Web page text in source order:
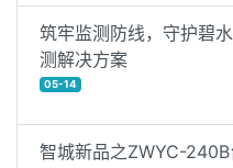
筑牢监测防线，守护碧
测解决方案
05-14
智城新品之ZWYC-